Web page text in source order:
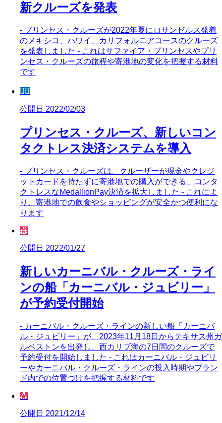
新クルーズを発表
- プリンセス・クルーズが2022年夏にロサンゼルス発着
のメキシコ、ハワイ、カリフォルニアコースのクルーズ
を発表しました - これはサファイア・プリンセスやプリ
ンセス・クルーズの旅程や寄港地の変化を把握する材料
です
🧜‍♀️
公開日 2022/02/03
プリンセス・クルーズ、新しいコン
タクトレス決済システムを導入
- プリンセス・クルーズは、クルーザーが現金やクレジ
ットカードを持たずに寄港地での購入ができる、コンタ
クトレスなMedallionPay決済を拡大しました - これによ
り、寄港地での飲食やショッピングが安全かつ便利にな
ります
🎪
公開日 2022/01/27
新しいカーニバル・クルーズ・ライ
ンの船「カーニバル・ジュビリー」
が予約受付開始
- カーニバル・クルーズ・ラインの新しい船「カーニバ
ル・ジュビリー」が、2023年11月18日からテキサス州ガ
ルベストンを出発し、西カリブ海の7日間のクルーズで
予約受付を開始しました - これはカーニバル・ジュビリ
ーやカーニバル・クルーズ・ラインの投入時期やブラン
ド内での位置づけを把握する材料です
🎪
公開日 2021/12/14